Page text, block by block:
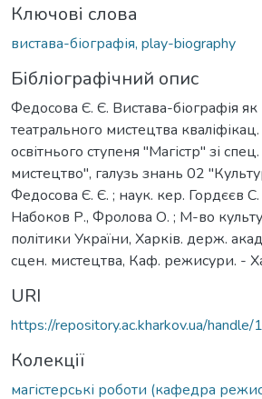
Ключові слова
вистава-біографія, play-biography
Бібліографічний опис
Федосова Є. Є. Вистава-біографія як
театрального мистецтва
освітнього ступеня "Магістр" зі
мистецтво", галузь знань 02
Федосова Є. Є. ; наук. кер. Гордєєв
Набоков Р., Фролова О. ; М-во
політики України, Харків. держ.
сцен. мистецтва, Каф. режисури. -
URI
https://repository.ac.kharkov.ua/
Колекції
магістерські роботи (кафедра